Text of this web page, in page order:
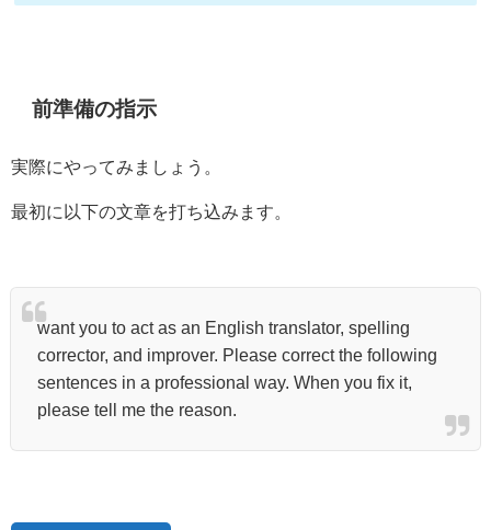
前準備の指示
実際にやってみましょう。
最初に以下の文章を打ち込みます。
want you to act as an English translator, spelling
corrector, and improver. Please correct the following
sentences in a professional way. When you fix it,
please tell me the reason.